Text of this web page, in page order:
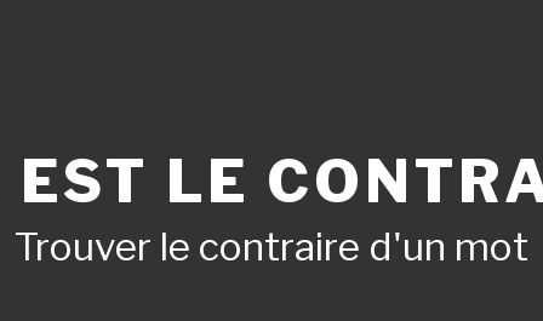
EST LE
Trouver le contraire d'un mot